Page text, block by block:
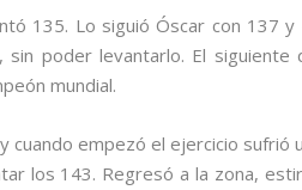
135. Lo siguió Óscar con 137
poder levantarlo. El siguiente
mundial.
cuando empezó el ejercicio sufrió
los 143. Regresó a la zona,